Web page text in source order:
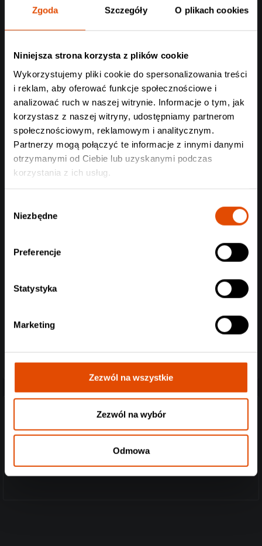
Zgoda Szczegóły O plikach cookies
Niniejsza strona korzysta z plików cookie
Wykorzystujemy pliki cookie do spersonalizowania treści
i reklam, aby oferować funkcje społecznościowe i
analizować ruch w naszej witrynie. Informacje o tym, jak
korzystasz z naszej witryny, udostępniamy partnerom
społecznościowym, reklamowym i analitycznym.
Partnerzy mogą połączyć te informacje z innymi danymi
otrzymanymi od Ciebie lub uzyskanymi podczas
korzystania z ich usług.
zgody
Niezbędne
Preferencje
Statystyka
Marketing
Zezwól na wszystkie
Zezwól na wybór
Odmowa
na koncertach – o czym zresztą przekonamy się już w
czerwcu, w Krakowie.
18:30 - drzwi